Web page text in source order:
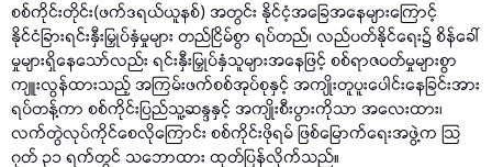
စစ်ကိုင်းတိုင်း(ဖက်ဒရယ်ယူနစ်) အတွင်း နိုင်ငံ့အခြေအနေများကြောင့်
နိုင်ငံခြားရင်းနှီးမြှုပ်နှံမှုများ တည်ငြိမ်စွာ ရပ်တည်၊ လည်ပတ်နိုင်ရေး၌ စိန်ခေါ်
မှုများရှိနေသော်လည်း ရင်းနှီးမြှုပ်နှံသူများအနေဖြင့် စစ်ရာဇဝတ်မှုများစွာ
ကျူးလွန်ထားသည့် အကြမ်းဖက်စစ်အုပ်စုနှင့် အကျိုးတူပူးပေါင်းနေခြင်းအား
ရပ်တန့်ကာ စစ်ကိုင်းပြည်သူ့ဆန္ဒနှင့် အကျိုးစီးပွားကိုသာ အလေးထား၊
လက်တွဲလုပ်ကိုင်စေလိုကြောင်း စစ်ကိုင်းဖိုရမ် ဖြစ်မြောက်ရေးအဖွဲ့က သြ
ဂုတ် ၃၁ ရက်တွင် သဘောထား ထုတ်ပြန်လိုက်သည်။